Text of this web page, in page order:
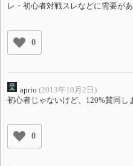
レ・初心者対戦スレなどに需要があ
0
aprio (2013年10月2日)
初心者じゃないけど、120%賛同し
0